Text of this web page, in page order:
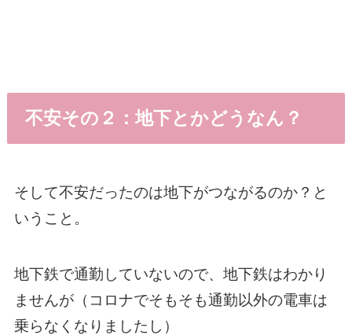
不安その２：地下とかどうなん？
そして不安だったのは地下がつながるのか？と
いうこと。
地下鉄で通勤していないので、地下鉄はわかり
ませんが（コロナでそもそも通勤以外の電車は
乗らなくなりましたし）